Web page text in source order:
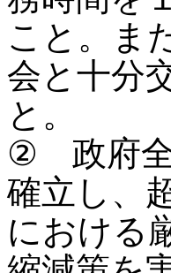
こと。ま
会と十分
と。
② 政府全
確立し、
における